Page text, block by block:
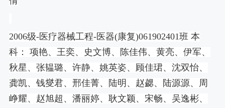
2006级-医疗器械工程-医器(康复)061902401班 本
科： 项艳、王奕、史文博、陈佳伟、黄亮、伊军、
秋星、张韫璐、许静、姚英姿、顾佳珺、沈双怡、
龚凯、钱燮君、邢佳菁、陆明、赵勰、陆源源、周
峥耀、赵旭超、潘丽婷、耿文颖、宋畅、吴逸彬、